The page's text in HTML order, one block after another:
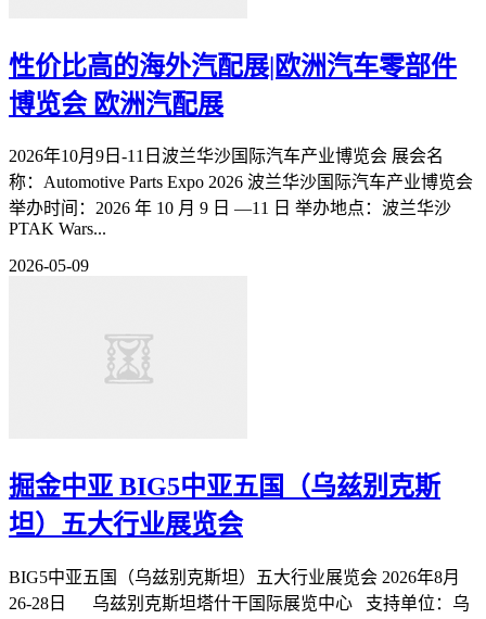
性价比高的海外汽配展|欧洲汽车零部件
博览会 欧洲汽配展
2026年10月9日-11日波兰华沙国际汽车产业博览会 展会名
称：Automotive Parts Expo 2026 波兰华沙国际汽车产业博览会
举办时间：2026 年 10 月 9 日 —11 日 举办地点：波兰华沙
PTAK Wars...
2026-05-09
掘金中亚 BIG5中亚五国（乌兹别克斯
坦）五大行业展览会
BIG5中亚五国（乌兹别克斯坦）五大行业展览会 2026年8月
26-28日 乌兹别克斯坦塔什干国际展览中心 支持单位：乌